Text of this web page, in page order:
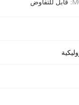
قابل للتفاوض